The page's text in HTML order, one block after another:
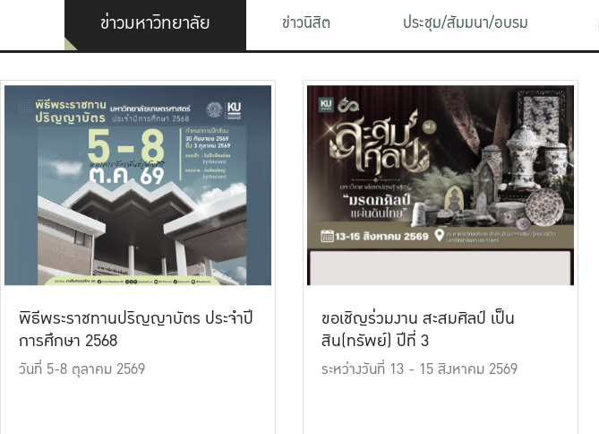
ข่าวมหาวิทยาลัย ข่าวนิสิต ประชุม/สัมมนา/อบรม
พิธีพระราชทานปริญญาบัตร ประจำปี
การศึกษา 2568
วันที่ 5-8 ตุลาคม 2569
ขอเชิญร่วมงาน สะสมศิลป์ เป็น
สิน(ทรัพย์) ปีที่ 3
ระหว่างวันที่ 13 - 15 สิงหาคม 2569